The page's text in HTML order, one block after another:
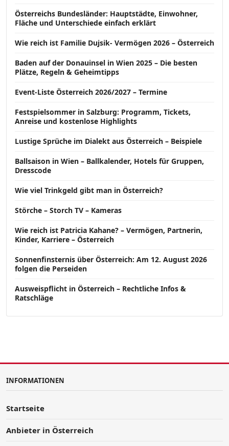
Österreichs Bundesländer: Hauptstädte, Einwohner,
Fläche und Unterschiede einfach erklärt
Wie reich ist Familie Dujsik- Vermögen 2026 – Österreich
Baden auf der Donauinsel in Wien 2025 – Die besten
Plätze, Regeln & Geheimtipps
Event-Liste Österreich 2026/2027 – Termine
Festspielsommer in Salzburg: Programm, Tickets,
Anreise und kostenlose Highlights
Lustige Sprüche im Dialekt aus Österreich – Beispiele
Ballsaison in Wien – Ballkalender, Hotels für Gruppen,
Dresscode
Wie viel Trinkgeld gibt man in Österreich?
Störche – Storch TV – Kameras
Wie reich ist Patricia Kahane? – Vermögen, Partnerin,
Kinder, Karriere – Österreich
Sonnenfinsternis über Österreich: Am 12. August 2026
folgen die Perseiden
Ausweispflicht in Österreich – Rechtliche Infos &
Ratschläge
INFORMATIONEN
Startseite
Anbieter in Österreich